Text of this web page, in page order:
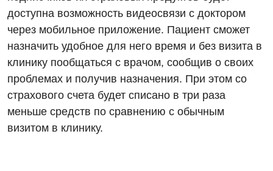
Офтальмологическое отделение
Педиатрическое отделение
Проктология
Ревматология
доступна возможность видеосвязи с доктором
через мобильное приложение. Пациент сможет
назначить удобное для него время и без визита в
клинику пообщаться с врачом, сообщив о своих
проблемах и получив назначения. При этом со
страхового счета будет списано в три раза
меньше средств по сравнению с обычным
визитом в клинику.